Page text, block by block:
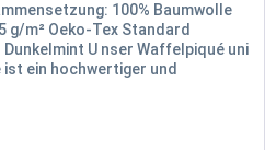
100% Baumwolle
g/m² Oeko-Tex Standard
U nser Waffelpiqué uni
ein hochwertiger und